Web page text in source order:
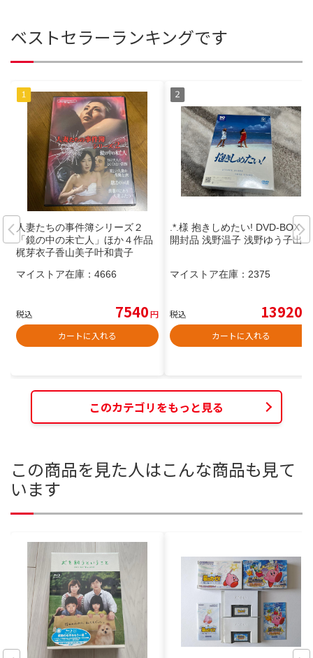
ベストセラーランキングです
人妻たちの事件簿シリーズ２
「鏡の中の未亡人」ほか４作品
梶芽衣子香山美子叶和貴子
マイストア在庫： 4666
税込 7540円
カートに入れる
.*.様 抱きしめたい! DVD-BOX 未
開封品 浅野温子 浅野ゆう子出演
マイストア在庫： 2375
税込 13920
カートに入れる
このカテゴリをもっと見る
この商品を見た人はこんな商品も見て
います